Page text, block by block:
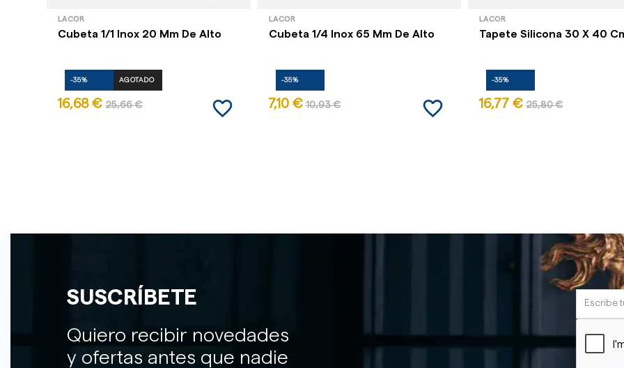
LACOR
Cubeta 1/1 Inox 20 Mm De Alto
-35% AGOTADO
16,68 € 25,66 € favorite_border
LACOR
Cubeta 1/4 Inox 65 Mm De Alto
-35%
7,10 € 10,93 € favorite_border
LACOR
Tapete Silicona 30 X 40
-35%
16,77 € 25,80 €
SUSCRÍBETE
Quiero recibir novedades
y ofertas antes que nadie